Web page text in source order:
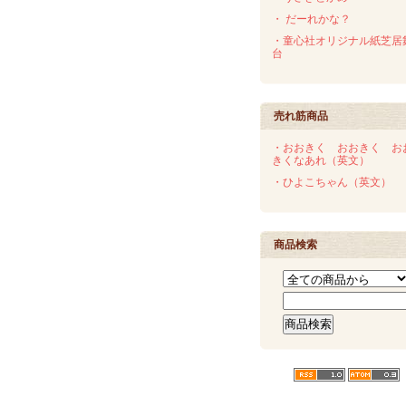
・ だーれかな？
・童心社オリジナル紙芝居
台
売れ筋商品
・おおきく おおきく お
きくなあれ（英文）
・ひよこちゃん（英文）
商品検索